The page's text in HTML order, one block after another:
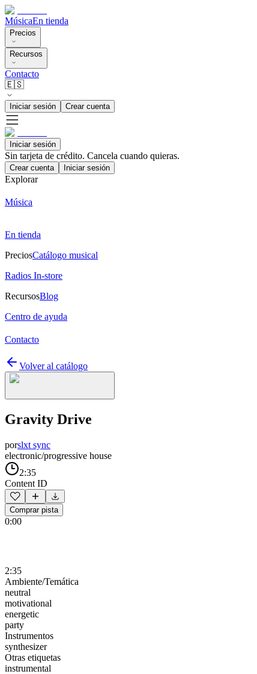
MúsicaEn tienda
Precios
Recursos
Contacto
🇪🇸
Iniciar sesión Crear cuenta
Iniciar sesión
Sin tarjeta de crédito. Cancela cuando quieras.
Crear cuenta Iniciar sesión
Explorar
Música
En tienda
PreciosCatálogo musical
Radios In-store
RecursosBlog
Centro de ayuda
Contacto
Volver al catálogo
Gravity Drive
porslxt sync
electronic/progressive house
2:35
Content ID
Comprar pista
0:00
2:35
Ambiente/Temática
neutral
motivational
energetic
party
Instrumentos
synthesizer
Otras etiquetas
instrumental